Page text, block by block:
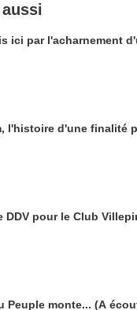
ici par l'acharnement
l'histoire d'une finalité
DDV pour le Club
Peuple monte... (A